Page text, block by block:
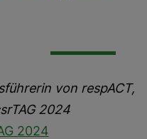
von respACT,
2024
2024